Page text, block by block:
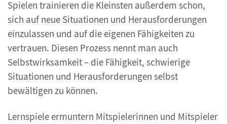
Spielen trainieren die Kleinsten außerdem schon,
sich auf neue Situationen und Herausforderungen
einzulassen und auf die eigenen Fähigkeiten zu
vertrauen. Diesen Prozess nennt man auch
Selbstwirksamkeit – die Fähigkeit, schwierige
Situationen und Herausforderungen selbst
bewältigen zu können.
Lernspiele ermuntern Mitspielerinnen und Mitspieler